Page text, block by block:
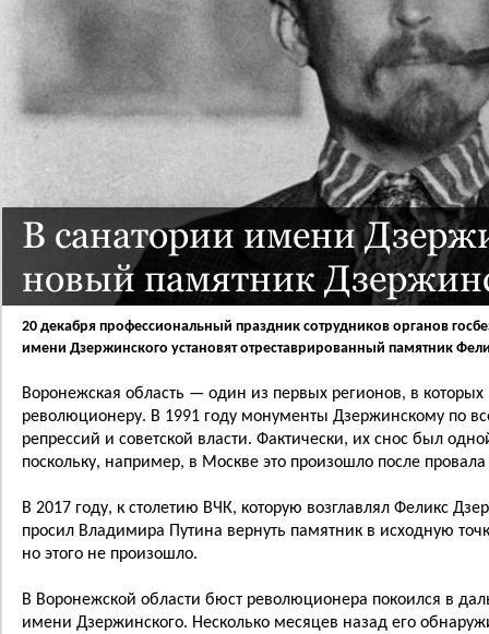
В санатории имени
новый памятник
20 декабря профессиональный праздник сотрудников органов
имени Дзержинского установят отреставрированный памятник
Воронежская область — один из первых регионов, в которых
революционеру. В 1991 году монументы Дзержинскому по
репрессий и советской власти. Фактически, их снос был
поскольку, например, в Москве это произошло после провала
В 2017 году, к столетию ВЧК, которую возглавлял Феликс
просил Владимира Путина вернуть памятник в исходную
но этого не произошло.
В Воронежской области бюст революционера покоился в
имени Дзержинского. Несколько месяцев назад его